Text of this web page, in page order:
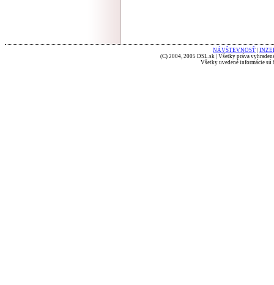
NÁVŠTEVNOSŤ
(C) 2004, 2005 DSL.sk | Všetky práva
Všetky uvedené informácie sú